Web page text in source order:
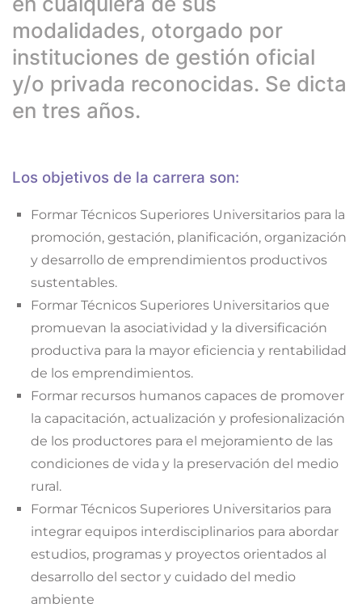
modalidades, otorgado por
instituciones de gestión oficial
y/o privada reconocidas. Se dicta
en tres años.
Los objetivos de la carrera son:
Formar Técnicos Superiores Universitarios para la
promoción, gestación, planificación, organización
y desarrollo de emprendimientos productivos
sustentables.
Formar Técnicos Superiores Universitarios que
promuevan la asociatividad y la diversificación
productiva para la mayor eficiencia y rentabilidad
de los emprendimientos.
Formar recursos humanos capaces de promover
la capacitación, actualización y profesionalización
de los productores para el mejoramiento de las
condiciones de vida y la preservación del medio
rural.
Formar Técnicos Superiores Universitarios para
integrar equipos interdisciplinarios para abordar
estudios, programas y proyectos orientados al
desarrollo del sector y cuidado del medio
ambiente